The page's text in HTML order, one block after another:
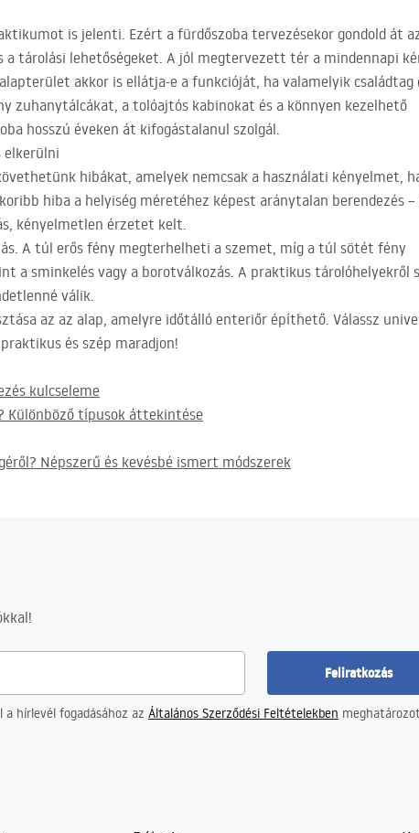
is jelenti. Ezért a fürdőszoba tervezésekor gondold át
a tárolási lehetőségeket. A jól megtervezett tér a mindennapi
akkor is ellátja-e a funkcióját, ha valamelyik családtag
zuhanytálcákat, a tolóajtós kabinokat és a könnyen kezelhető
hosszú éveken át kifogástalanul szolgál.
elkerülni
hibákat, amelyek nemcsak a használati kényelmet,
hiba a helyiség méretéhez képest aránytalan berendezés –
kényelmetlen érzetet kelt.
A túl erős fény megterhelheti a szemet, míg a túl sötét fény
a sminkelés vagy a borotválkozás. A praktikus tárolóhelyekről
válik.
az az alap, amelyre időtálló enteriőr építhető. Válassz
és szép maradjon!
kulcseleme
Különböző típusok áttekintése
Népszerű és kevésbé ismert módszerek
Feliratkozás
a hírlevél fogadásához az Általános Szerződési Feltételekben